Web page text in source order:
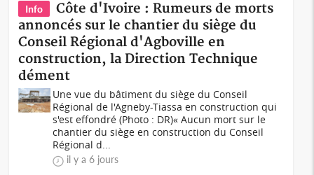
Info
Côte d'Ivoire : Rumeurs de morts
annoncés sur le chantier du siège du
Conseil Régional d'Agboville en
construction, la Direction Technique
dément
Une vue du bâtiment du siège du Conseil
Régional de l'Agneby-Tiassa en construction qui
s'est effondré (Photo : DR)« Aucun mort sur le
chantier du siège en construction du Conseil
Régional d...
il y a 6 jours